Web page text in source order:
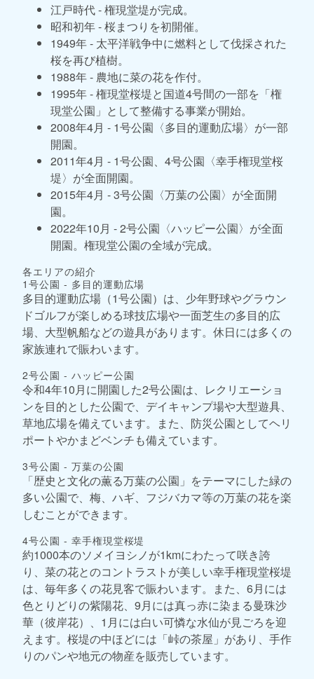
江戸時代 - 権現堂堤が完成。
昭和初年 - 桜まつりを初開催。
1949年 - 太平洋戦争中に燃料として伐採された
桜を再び植樹。
1988年 - 農地に菜の花を作付。
1995年 - 権現堂桜堤と国道4号間の一部を「権
現堂公園」として整備する事業が開始。
2008年4月 - 1号公園〈多目的運動広場〉が一部
開園。
2011年4月 - 1号公園、4号公園〈幸手権現堂桜
堤〉が全面開園。
2015年4月 - 3号公園〈万葉の公園〉が全面開
園。
2022年10月 - 2号公園〈ハッピー公園〉が全面
開園。権現堂公園の全域が完成。
各エリアの紹介
1号公園 - 多目的運動広場
多目的運動広場（1号公園）は、少年野球やグラウン
ドゴルフが楽しめる球技広場や一面芝生の多目的広
場、大型帆船などの遊具があります。休日には多くの
家族連れで賑わいます。
2号公園 - ハッピー公園
令和4年10月に開園した2号公園は、レクリエーショ
ンを目的とした公園で、デイキャンプ場や大型遊具、
草地広場を備えています。また、防災公園としてヘリ
ポートやかまどベンチも備えています。
3号公園 - 万葉の公園
「歴史と文化の薫る万葉の公園」をテーマにした緑の
多い公園で、梅、ハギ、フジバカマ等の万葉の花を楽
しむことができます。
4号公園 - 幸手権現堂桜堤
約1000本のソメイヨシノが1kmにわたって咲き誇
り、菜の花とのコントラストが美しい幸手権現堂桜堤
は、毎年多くの花見客で賑わいます。また、6月には
色とりどりの紫陽花、9月には真っ赤に染まる曼珠沙
華（彼岸花）、1月には白い可憐な水仙が見ごろを迎
えます。桜堤の中ほどには「峠の茶屋」があり、手作
りのパンや地元の物産を販売しています。